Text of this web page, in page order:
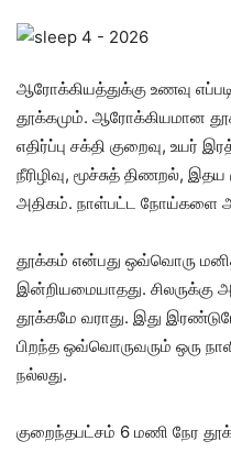
ஆரோக்கியத்துக்கு உணவு
தூக்கமும். ஆரோக்கியமான
எதிர்ப்பு சக்தி குறைவு, உயர்
நீரிழிவு, மூச்சுத் திணறல்,
அதிகம். நாள்பட்ட நோய்களை
தூக்கம் என்பது ஒவ்வொரு
இன்றியமையாதது. சிலருக்கு
தூக்கமே வராது. இது
பிறந்த ஒவ்வொருவரும் ஒரு
நல்லது.
குறைந்தபட்சம் 6 மணி நேர